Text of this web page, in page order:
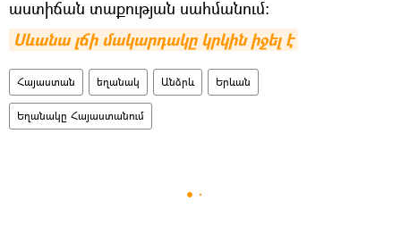
աստիճան տաքության սահմանում։
Սևանա լճի մակարդակը կրկին իջել է
Հայաստան եղանակ Անձրև Երևան
Եղանակը Հայաստանում